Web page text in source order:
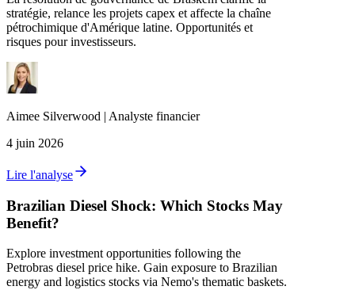
stratégie, relance les projets capex et affecte la chaîne
pétrochimique d'Amérique latine. Opportunités et
risques pour investisseurs.
Aimee Silverwood | Analyste financier
4 juin 2026
Lire l'analyse
Brazilian Diesel Shock: Which Stocks May
Benefit?
Explore investment opportunities following the
Petrobras diesel price hike. Gain exposure to Brazilian
energy and logistics stocks via Nemo's thematic baskets.